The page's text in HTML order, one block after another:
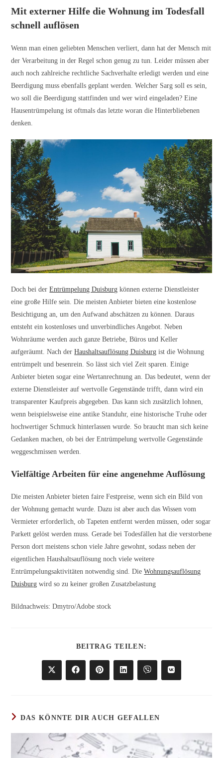
Mit externer Hilfe die Wohnung im Todesfall
schnell auflösen
Wenn man einen geliebten Menschen verliert, dann hat der Mensch mit
der Verarbeitung in der Regel schon genug zu tun. Leider müssen aber
auch noch zahlreiche rechtliche Sachverhalte erledigt werden und eine
Beerdigung muss ebenfalls geplant werden. Welcher Sarg soll es sein,
wo soll die Beerdigung stattfinden und wer wird eingeladen? Eine
Hausentrümpelung ist oftmals das letzte woran die Hinterbliebenen
denken.
Doch bei derEntrümpelung Duisburg können externe Dienstleister
eine große Hilfe sein. Die meisten Anbieter bieten eine kostenlose
Besichtigung an, um den Aufwand abschätzen zu können. Daraus
entsteht ein kostenloses und unverbindliches Angebot. Neben
Wohnräume werden auch ganze Betriebe, Büros und Keller
aufgeräumt. Nach derHaushaltsauflösung Duisburg ist die Wohnung
entrümpelt und besenrein. So lässt sich viel Zeit sparen. Einige
Anbieter bieten sogar eine Wertanrechnung an. Das bedeutet, wenn der
externe Dienstleister auf wertvolle Gegenstände trifft, dann wird ein
transparenter Kaufpreis abgegeben. Das kann sich zusätzlich lohnen,
wenn beispielsweise eine antike Standuhr, eine historische Truhe oder
hochwertiger Schmuck hinterlassen wurde. So braucht man sich keine
Gedanken machen, ob bei der Entrümpelung wertvolle Gegenstände
weggeschmissen werden.
Vielfältige Arbeiten für eine angenehme Auflösung
Die meisten Anbieter bieten faire Festpreise, wenn sich ein Bild von
der Wohnung gemacht wurde. Dazu ist aber auch das Wissen vom
Vermieter erforderlich, ob Tapeten entfernt werden müssen, oder sogar
Parkett gelöst werden muss. Gerade bei Todesfällen hat die verstorbene
Person dort meistens schon viele Jahre gewohnt, sodass neben der
eigentlichen Haushaltsauflösung noch viele weitere
Entrümpelungsaktivitäten notwendig sind. DieWohnungsauflösung
Duisburg wird so zu keiner großen Zusatzbelastung
Bildnachweis: Dmytro/Adobe stock
BEITRAG TEILEN:
TEILEN
Öffnet
in
Öffnet
in
Öffnet
in
Öffnet
in
Öffnet
in
Öffnet
in
DAS KÖNNTE DIR AUCH GEFALLEN